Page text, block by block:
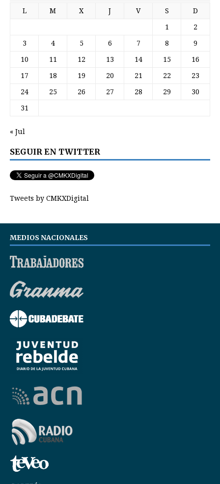
L M X J V S D
1 2
3 4 5 6 7 8 9
10 11 12 13 14 15 16
17 18 19 20 21 22 23
24 25 26 27 28 29 30
31
« Jul
SEGUIR EN TWITTER
Tweets by CMKXDigital
MEDIOS NACIONALES